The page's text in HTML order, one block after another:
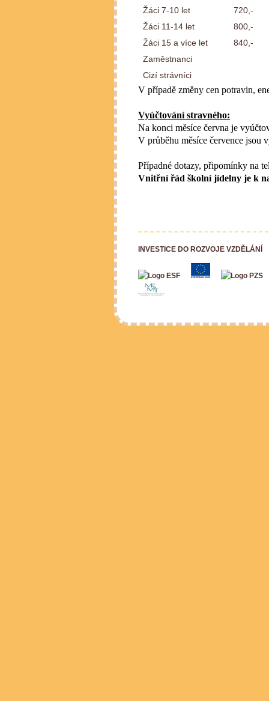
Žáci 7-10 let
720,-
Žáci 11-14 let
800,-
Žáci 15 a více let
840,-
Zaměstnanci
Cizí strávníci
V případě změny cen potravin,
Vyúčtování stravného:
Na konci měsíce června je
V průběhu měsíce července jsou
Případné dotazy, připomínky na
Vnitřní řád školní jídelny je k
INVESTICE DO ROZVOJE VZDĚLÁNÍ